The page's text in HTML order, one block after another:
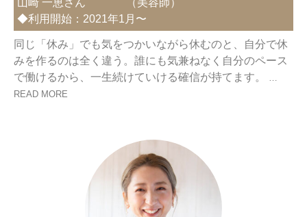
山崎 一恵さん （美容師）
◆利用開始：2021年1月〜
同じ「休み」でも気をつかいながら休むのと、自分で休
みを作るのは全く違う。誰にも気兼ねなく自分のペース
で働けるから、一生続けていける確信が持てます。
…
READ MORE